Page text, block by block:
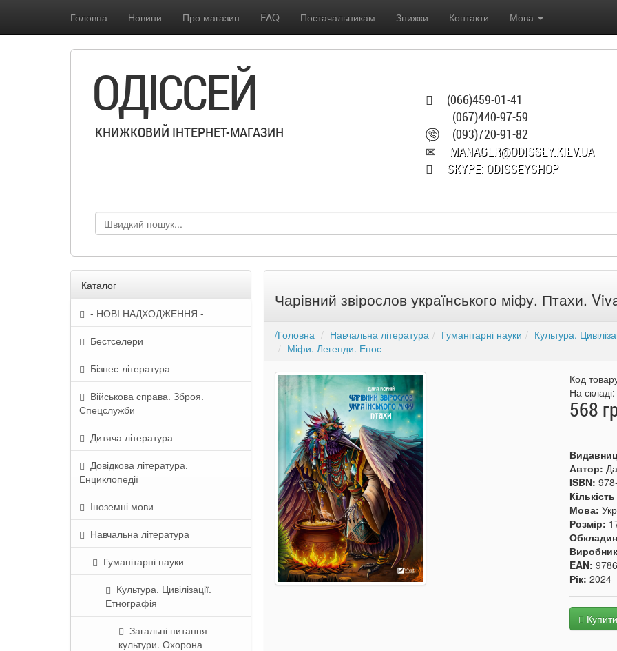
Головна Новини Про магазин FAQ Постачальникам Знижки Контакти Мова
(066)459-01-41
(067)440-97-59
(093)720-91-82
MANAGER@ODISSEY.KIEV.UA
SKYPE: ODISSEYSHOP
ОДІССЕЙ
КНИЖКОВИЙ ІНТЕРНЕТ-МАГАЗИН
Каталог
- НОВІ НАДХОДЖЕННЯ -
Бестселери
Бізнес-література
Військова справа. Зброя.
Спецслужби
Дитяча література
Довідкова література.
Енциклопедії
Іноземні мови
Навчальна література
Гуманітарні науки
Культура. Цивілізації.
Етнографія
Загальні питання
культури. Охорона
Чарівний звірослов українського міфу. Птахи.
/Головна Навчальна література Гуманітарні науки Культура.
Міфи. Легенди. Епос
Код
На
568
Автор:
ISBN:
Мова:
Розмір:
EAN:
Рік:2024
Купити